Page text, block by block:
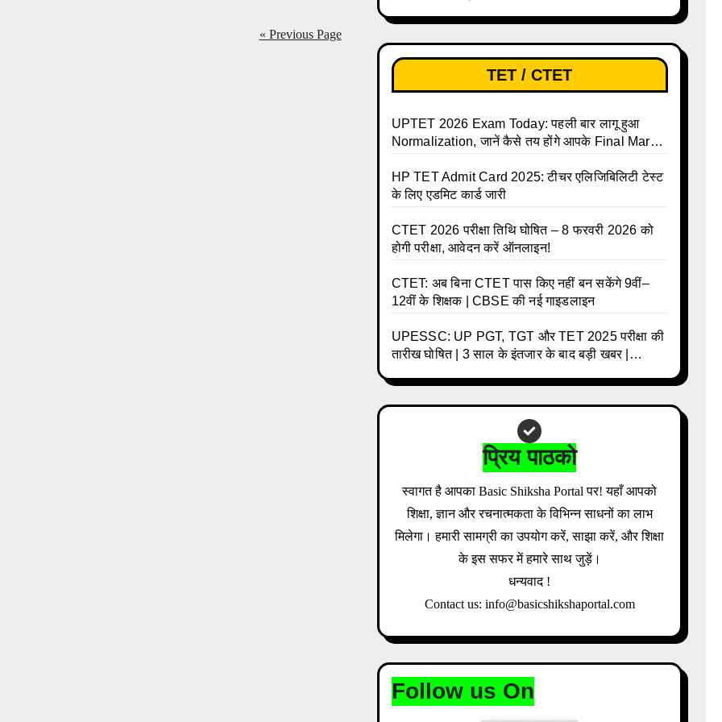
« Previous Page
TET / CTET
UPTET 2026 Exam Today: पहली बार लागू हुआ
Normalization, जानें कैसे तय होंगे आपके Final Marks
HP TET Admit Card 2025: टीचर एलिजिबिलिटी टेस्ट
के लिए एडमिट कार्ड जारी
CTET 2026 परीक्षा तिथि घोषित – 8 फरवरी 2026 को
होगी परीक्षा, आवेदन करें ऑनलाइन!
CTET: अब बिना CTET पास किए नहीं बन सकेंगे 9वीं–
12वीं के शिक्षक | CBSE की नई गाइडलाइन
UPESSC: UP PGT, TGT और TET 2025 परीक्षा की
तारीख घोषित | 3 साल के इंतजार के बाद बड़ी खबर |
प्रिय पाठको
स्वागत है आपका Basic Shiksha Portal पर! यहाँ आपको
शिक्षा, ज्ञान और रचनात्मकता के विभिन्न साधनों का लाभ
मिलेगा। हमारी सामग्री का उपयोग करें, साझा करें, और शिक्षा
के इस सफर में हमारे साथ जुड़ें।
धन्यवाद !
Contact us: info@basicshikshaportal.com
Follow us On